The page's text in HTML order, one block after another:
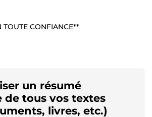
CONFIANCE**
un résumé
de tous vos textes
livres, etc.)